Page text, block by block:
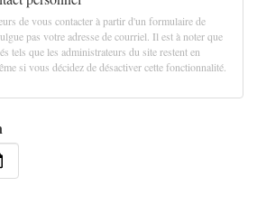
de vous contacter à partir d'un formulaire de
pas votre adresse de courriel. Il est à noter que
tels que les administrateurs du site restent en
si vous décidez de désactiver cette fonctionnalité.